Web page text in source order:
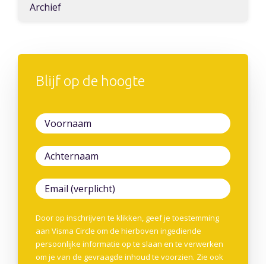
Archief
Blijf op de hoogte
Door op inschrijven te klikken, geef je toestemming
aan Visma Circle om de hierboven ingediende
persoonlijke informatie op te slaan en te verwerken
om je van de gevraagde inhoud te voorzien. Zie ook